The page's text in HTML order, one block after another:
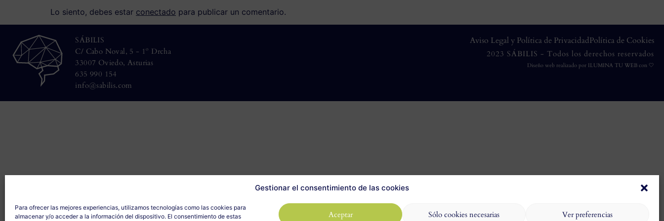
Gestionar el consentimiento de las cookies
Para ofrecer las mejores experiencias, utilizamos tecnologías como las cookies para
almacenar y/o acceder a la información del dispositivo. El consentimiento de estas
Aceptar Sólo cookies necesarias Ver preferencias
Lo siento, debes estar conectado para publicar un comentario.
SÁBILIS
C/ Cabo Noval, 5 - 1º Drcha
33007 Oviedo, Asturias
635 990 154
info@sabilis.com
Aviso Legal y Política de PrivacidadPolítica de Cookies
2023 SÁBILIS - Todos los derechos reservados
Diseño web realizado por ILUMINA TU WEBcon 🤍